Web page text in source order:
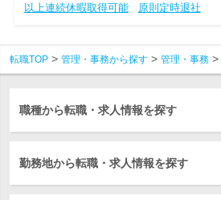
以上連続休暇取得可能
原則定時退社
転職TOP 管理・事務から探す 管理・事務
職種から転職・求人情報を探す
勤務地から転職・求人情報を探す